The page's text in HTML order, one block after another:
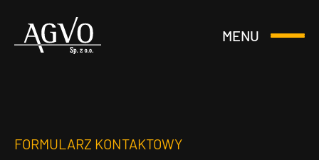
Header
MENU
Otwórz
FORMULARZ KONTAKTOWY